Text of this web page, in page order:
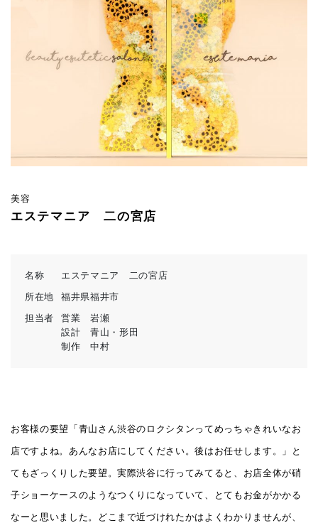
美容
エステマニア 二の宮店
名称
エステマニア 二の宮店
所在地
福井県福井市
担当者
営業 岩瀬
設計 青山・形田
制作 中村
お客様の要望「青山さん渋谷のロクシタンってめっちゃきれいなお
店ですよね。あんなお店にしてください。後はお任せします。」と
てもざっくりした要望。実際渋谷に行ってみてると、お店全体が硝
子ショーケースのようなつくりになっていて、とてもお金がかかる
なーと思いました。どこまで近づけれたかはよくわかりませんが、